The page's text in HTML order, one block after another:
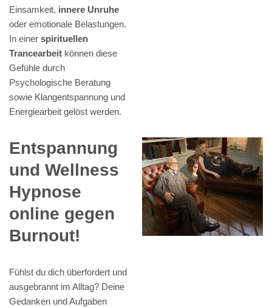
Einsamkeit, innere Unruhe
oder emotionale Belastungen.
In einer spirituellen
Trancearbeit können diese
Gefühle durch
Psychologische Beratung
sowie Klangentspannung und
Energiearbeit gelöst werden.
Entspannung
und Wellness
Hypnose
online gegen
Burnout!
Fühlst du dich überfordert und
ausgebrannt im Alltag? Deine
Gedanken und Aufgaben